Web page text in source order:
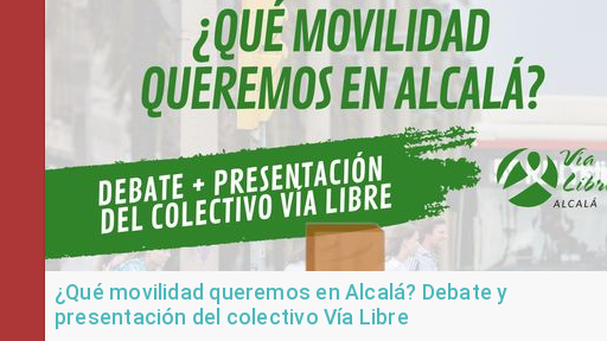
¿Qué movilidad queremos en Alcalá? Debate y
presentación del colectivo Vía Libre